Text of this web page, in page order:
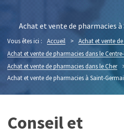
Achat et vente de pharmacies
Vous êtes ici : Accueil > Achat et vente
Achat et vente de pharmacies dans le
Achat et vente de pharmacies dans le Cher
Achat et vente de pharmacies à Saint-
Conseil et